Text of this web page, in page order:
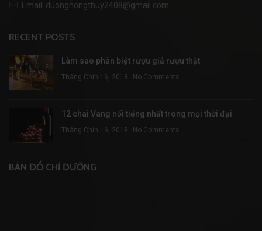
Email: duonghongthuy2408@gmail.com
RECENT POSTS
Làm sao phân biệt rượu giả rượu thật
Tháng Chín 16, 2018 No Comments
12 chai Vang nổi tiếng nhất trong mọi thời đại
Tháng Chín 16, 2018 No Comments
BẢN ĐỒ CHỈ ĐƯỜNG